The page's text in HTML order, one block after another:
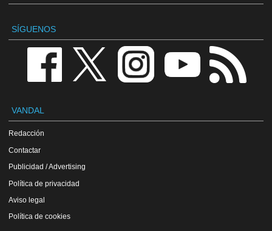
SÍGUENOS
VANDAL
Redacción
Contactar
Publicidad / Advertising
Política de privacidad
Aviso legal
Política de cookies